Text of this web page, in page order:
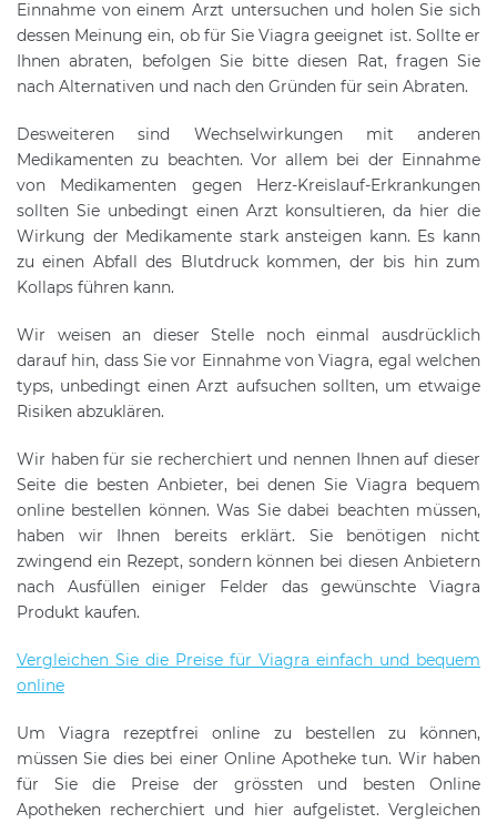
Einnahme von einem Arzt untersuchen und holen Sie sich
dessen Meinung ein, ob für Sie Viagra geeignet ist. Sollte er
Ihnen abraten, befolgen Sie bitte diesen Rat, fragen Sie
nach Alternativen und nach den Gründen für sein Abraten.
Desweiteren sind Wechselwirkungen mit anderen
Medikamenten zu beachten. Vor allem bei der Einnahme
von Medikamenten gegen Herz-Kreislauf-Erkrankungen
sollten Sie unbedingt einen Arzt konsultieren, da hier die
Wirkung der Medikamente stark ansteigen kann. Es kann
zu einen Abfall des Blutdruck kommen, der bis hin zum
Kollaps führen kann.
Wir weisen an dieser Stelle noch einmal ausdrücklich
darauf hin, dass Sie vor Einnahme von Viagra, egal welchen
typs, unbedingt einen Arzt aufsuchen sollten, um etwaige
Risiken abzuklären.
Wir haben für sie recherchiert und nennen Ihnen auf dieser
Seite die besten Anbieter, bei denen Sie Viagra bequem
online bestellen können. Was Sie dabei beachten müssen,
haben wir Ihnen bereits erklärt. Sie benötigen nicht
zwingend ein Rezept, sondern können bei diesen Anbietern
nach Ausfüllen einiger Felder das gewünschte Viagra
Produkt kaufen.
Vergleichen Sie die Preise für Viagra einfach und bequem
online
Um Viagra rezeptfrei online zu bestellen zu können,
müssen Sie dies bei einer Online Apotheke tun. Wir haben
für Sie die Preise der grössten und besten Online
Apotheken recherchiert und hier aufgelistet. Vergleichen